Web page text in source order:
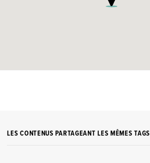
LES CONTENUS PARTAGEANT LES MÊMES TAGS